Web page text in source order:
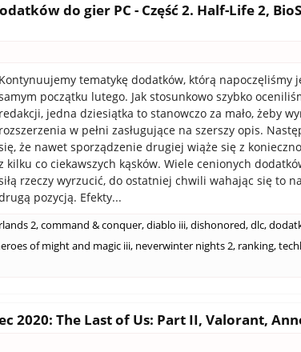
do gier PC - Część 2. Half-Life 2,
Kontynuujemy tematykę dodatków, którą napoczęliśmy
początku lutego. Jak stosunkowo szybko
redakcji, jedna dziesiątka to stanowczo za mało, żeby
rozszerzenia w pełni zasługujące na szerszy opis.
że nawet sporządzenie drugiej wiąże się z
kilku co ciekawszych kąsków. Wiele cenionych
rzeczy wyrzucić, do ostatniej chwili wahając się to
pozycją. Efekty...
2,command & conquer,diablo iii,dishonored,dlc,
of might and magic iii, neverwinter nights 2, ranking,
2020: The Last of Us: Part II, Valorant,